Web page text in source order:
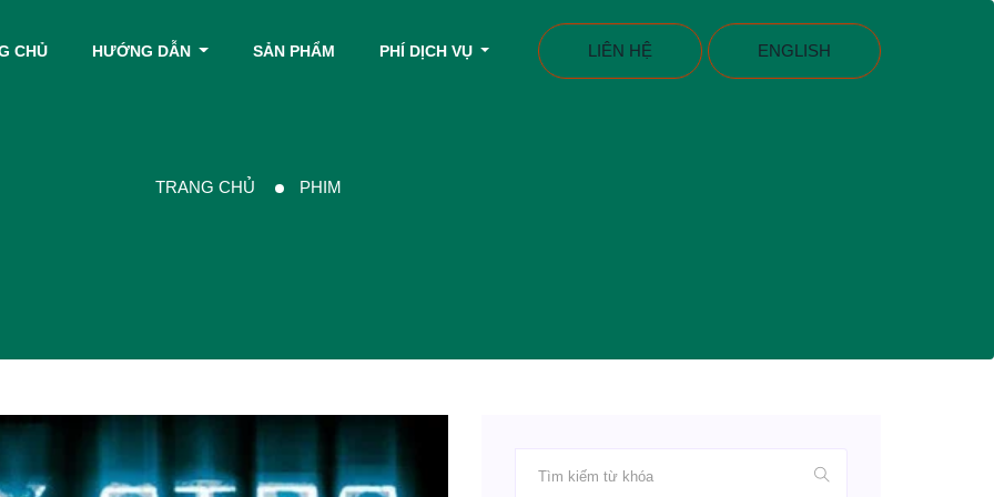
CHỦ HƯỚNG DẪN SẢN PHẨM PHÍ DỊCH VỤ LIÊN HỆ ENGLISH
TRANG CHỦ PHIM